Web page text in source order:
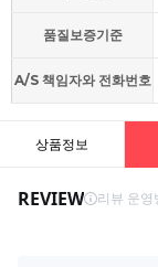
품질보증기준
A/S 책임자와 전화번호
상품정보